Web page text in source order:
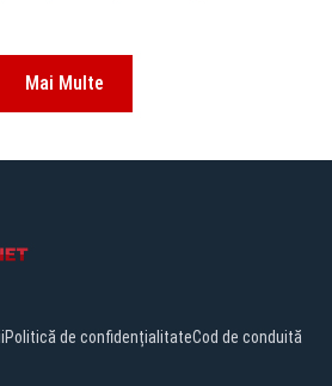
Mai Multe
Politică de confidențialitateCod de conduită